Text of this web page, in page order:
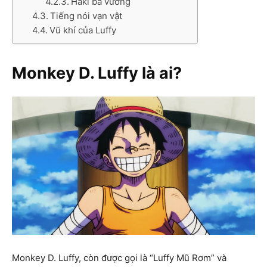
Tiếng nói vạn vật
Vũ khí của Luffy
Monkey D. Luffy là ai?
Monkey D. Luffy, còn được gọi là “Luffy Mũ Rơm” và